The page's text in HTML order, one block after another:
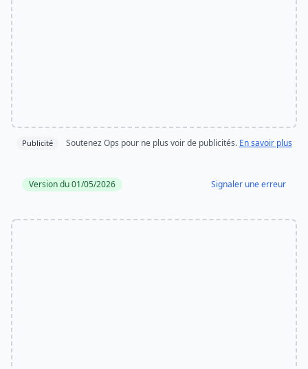
Publicité Soutenez Ops pour ne plus voir de publicités. En savoir plus
Version du 01/05/2026 Signaler une erreur